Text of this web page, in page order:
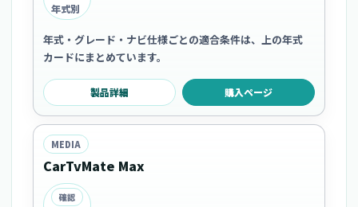
年式別
年式・グレード・ナビ仕様ごとの適合条件は、上の年式
カードにまとめています。
製品詳細 購入ページ
MEDIA
CarTvMate Max
確認